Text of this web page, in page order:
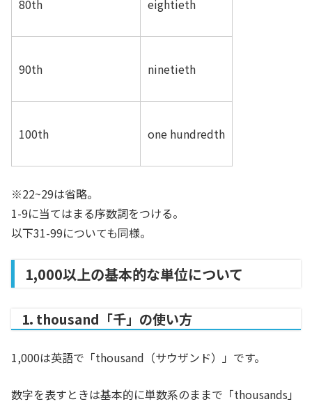
80th eightieth
90th ninetieth
100th one hundredth
※22~29は省略。
1-9に当てはまる序数詞をつける。
以下31-99についても同様。
1,000以上の基本的な単位について
1. thousand「千」の使い方
1,000は英語で「thousand（サウザンド）」です。
数字を表すときは基本的に単数系のままで「thousands」